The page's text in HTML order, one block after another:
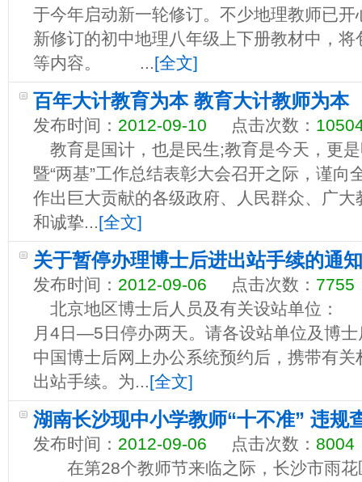
于今年启动新一轮修订。不少地理教师已
新修订的初中地理八年级上下册教材中，
等内容。 ...[全文]
百年大计教育为本 教育大计教师为本
发布时间： 2012-09-10 点击次数：
教育是国计，也是民生;教育是今天，更
暨“两基”工作总结表彰大会召开之际，谨向
作出巨大贡献的各级政府、人民群众、广
和诚挚...[全文]
关于暂停办理博士后进出站手续的通知
发布时间： 2012-09-06 点击次数： 7755
北京地区博士后人员及有关设站单位
月4日—5日停办两天。请各设站单位及博
中国博士后网上办公系统预约后，携带有
出站手续。为...[全文]
湖南长沙现中小学教师“十不准” 违规
发布时间： 2012-09-06 点击次数： 8004
在第28个教师节来临之际，长沙市雨花